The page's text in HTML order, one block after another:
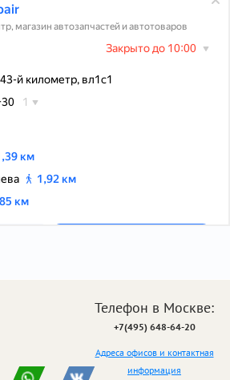
Телефон в Москве:
+7(495) 648-64-20
Адреса офисов и контактная
информация